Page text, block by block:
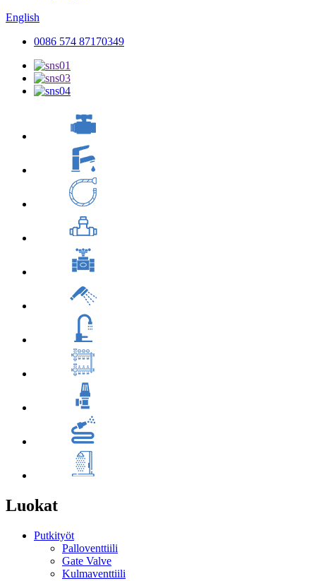
English
0086 574 87170349
Luokat
Putkityöt
Palloventtiili
Gate Valve
Kulmaventtiili